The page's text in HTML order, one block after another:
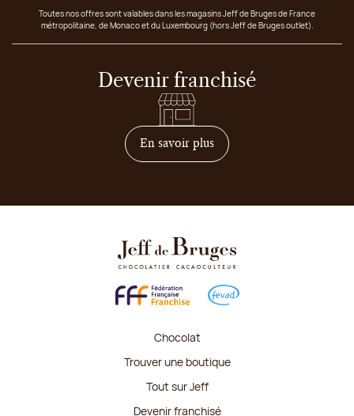
Toutes nos offres sont valables dans les magasins Jeff de Bruges de France
métropolitaine, de Monaco et du Luxembourg (hors Jeff de Bruges outlet).
Devenir franchisé
En savoir plussur comment devenir
Chocolat
Trouver une boutique
Tout sur Jeff
Devenir franchisé